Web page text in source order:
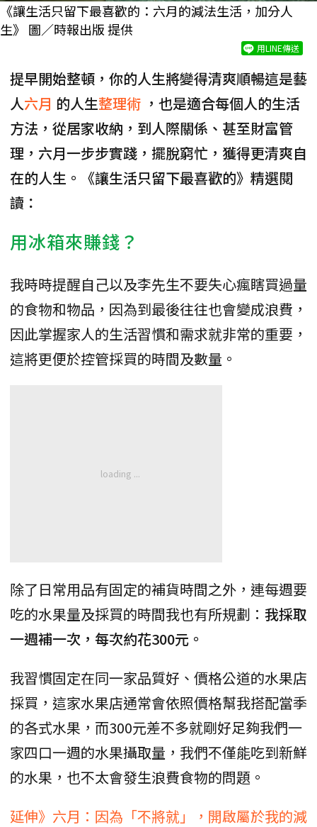
《讓生活只留下最喜歡的：六月的減法生活，加分人
生》 圖／時報出版 提供
用LINE傳送
提早開始整頓，你的人生將變得清爽順暢這是藝
人六月 的人生整理術 ，也是適合每個人的生活
方法，從居家收納，到人際關係、甚至財富管
理，六月一步步實踐，擺脫窮忙，獲得更清爽自
在的人生。《讓生活只留下最喜歡的》精選閱
讀：
用冰箱來賺錢？
我時時提醒自己以及李先生不要失心瘋瞎買過量
的食物和物品，因為到最後往往也會變成浪費，
因此掌握家人的生活習慣和需求就非常的重要，
這將更便於控管採買的時間及數量。
除了日常用品有固定的補貨時間之外，連每週要
吃的水果量及採買的時間我也有所規劃： 我採取
一週補一次，每次約花300元。
我習慣固定在同一家品質好、價格公道的水果店
採買，這家水果店通常會依照價格幫我搭配當季
的各式水果，而300元差不多就剛好足夠我們一
家四口一週的水果攝取量，我們不僅能吃到新鮮
的水果，也不太會發生浪費食物的問題。
延伸》六月：因為「不將就」，開啟屬於我的減